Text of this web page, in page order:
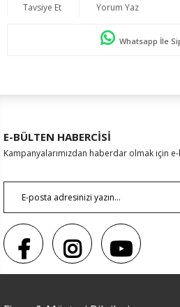
Tavsiye Et Yorum Yaz
Whatsapp İle
E-BÜLTEN HABERCİSİ
Kampanyalarımızdan haberdar olmak için